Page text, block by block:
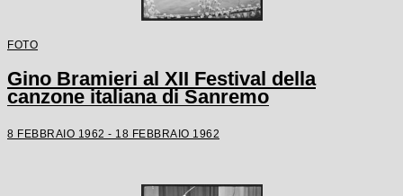
FOTO
Gino Bramieri al XII Festival della
canzone italiana di Sanremo
8 FEBBRAIO 1962 - 18 FEBBRAIO 1962